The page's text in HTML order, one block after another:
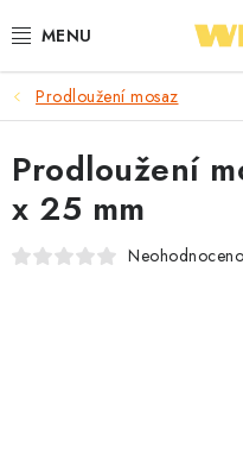
na
ARMATURY PRO TOPENÍ A
TOPENÍ A OHŘEV VODY
TVAROVKY A TRUBKY
Prodloužení mosaz
Prodloužení
x 25 mm
Neohodnoceno